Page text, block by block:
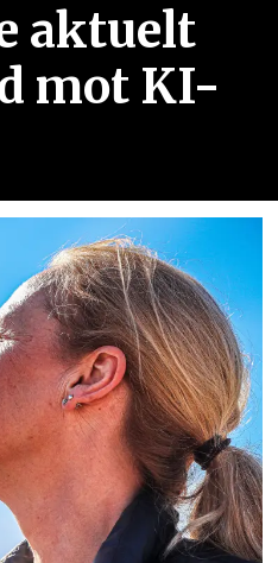
aktuelt
mot KI-